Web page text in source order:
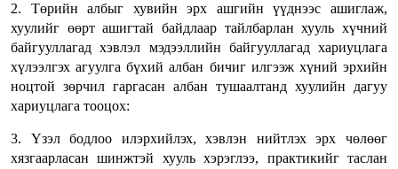
2. Төрийн албыг хувийн эрх ашгийн үүднээс ашиглаж,
хуулийг өөрт ашигтай байдлаар тайлбарлан хууль хүчний
байгууллагад хэвлэл мэдээллийн байгууллагад хариуцлага
хүлээлгэх агуулга бүхий албан бичиг илгээж хүний эрхийн
ноцтой зөрчил гаргасан албан тушаалтанд хуулийн дагуу
хариуцлага тооцох:
3. Үзэл бодлоо илэрхийлэх, хэвлэн нийтлэх эрх чөлөөг
хязгаарласан шинжтэй хууль хэрэглээ, практикийг таслан